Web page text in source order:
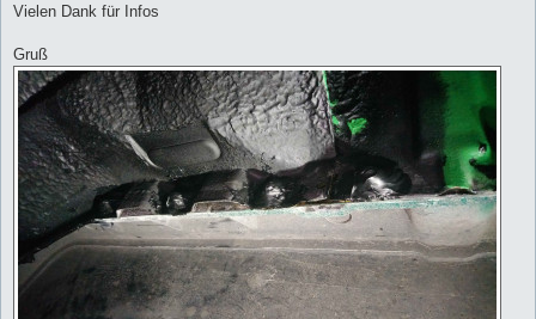
Vielen Dank für Infos
Gruß